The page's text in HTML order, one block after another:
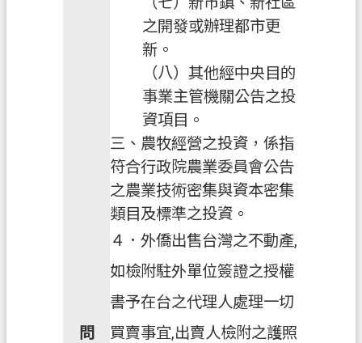
之開發或辦理都市更
新。
（八）其他經中央目的
事業主管機關公告之投
資項目。
三、農牧經營之投資，係指
符合行政院農業委員會公告
之農業技術密集與資本密集
類目及標準之投資。
問
４．外僑出售台灣之不動產,
如檢附駐外單位簽證之授權
書予在台之代理人處理一切
買賣事宜,出賣人檢附之護照